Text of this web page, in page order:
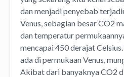
dan menjadi penyebab
Venus, sebagian besar CO2
dan temperatur
mencapai 450 derajat
ada di permukaan Venus,
Akibat dari banyaknya CO2